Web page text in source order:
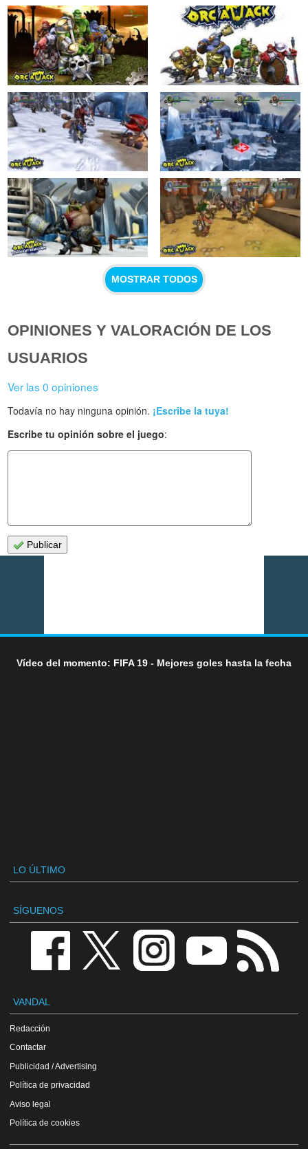
MOSTRAR TODOS
OPINIONES Y VALORACIÓN DE LOS
USUARIOS
Ver las 0 opiniones
Todavía no hay ninguna opinión. ¡Escribe la tuya!
Escribe tu opinión sobre el juego:
Publicar
Vídeo del momento: FIFA 19 - Mejores goles hasta la fecha
LO ÚLTIMO
SÍGUENOS
VANDAL
Redacción
Contactar
Publicidad / Advertising
Política de privacidad
Aviso legal
Política de cookies